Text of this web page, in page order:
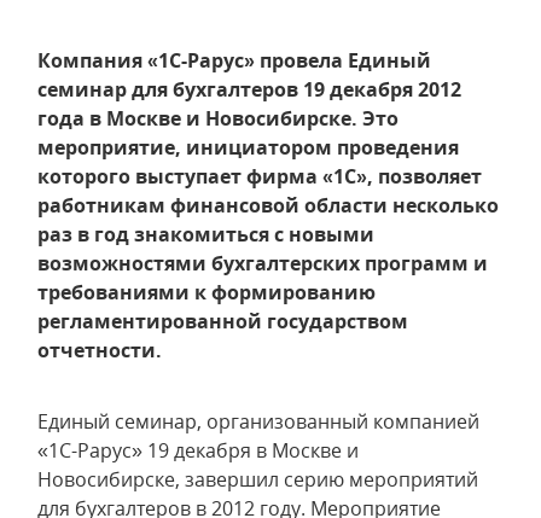
Компания «1С-Рарус» провела Единый
семинар для бухгалтеров 19 декабря 2012
года в Москве и Новосибирске. Это
мероприятие, инициатором проведения
которого выступает фирма «1С», позволяет
работникам финансовой области несколько
раз в год знакомиться с новыми
возможностями бухгалтерских программ и
требованиями к формированию
регламентированной государством
отчетности.
Единый семинар, организованный компанией
«1С-Рарус» 19 декабря в Москве и
Новосибирске, завершил серию мероприятий
для бухгалтеров в 2012 году. Мероприятие